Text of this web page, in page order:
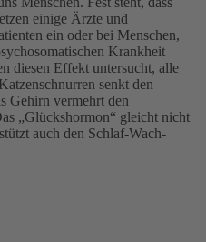
einige Ärzte und
ein oder bei Menschen,
Krankheit
diesen Effekt untersucht, alle
senkt den
Gehirn vermehrt den
„Glückshormon“ gleicht nicht
auch den Schlaf-Wach-